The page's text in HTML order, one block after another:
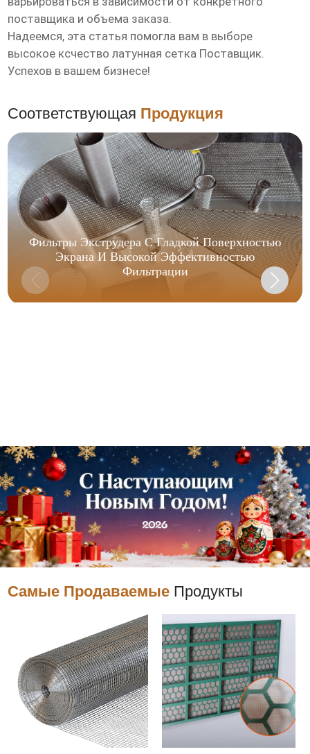
поставщика и объема заказа.
Надеемся, эта статья помогла вам в выборе
высокое ксчество латунная сетка Поставщик.
Успехов в вашем бизнесе!
Соответствующая Продукция
Фильтры Экструдера С Гладкой Поверхностью
Экрана И Высокой Эффективностью
Фильтрации
Самые Продаваемые Продукты